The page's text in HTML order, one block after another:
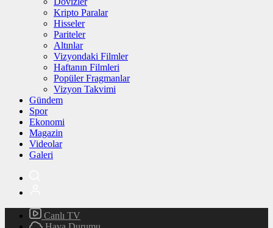
Kripto Paralar
Hisseler
Pariteler
Altınlar
Vizyondaki Filmler
Haftanın Filmleri
Popüler Fragmanlar
Vizyon Takvimi
Gündem
Spor
Ekonomi
Magazin
Videolar
Galeri
Canlı TV